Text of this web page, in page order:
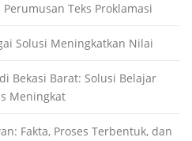
Teks Proklamasi
Solusi Meningkatkan Nilai
Bekasi Barat: Solusi Belajar
Meningkat
Fakta, Proses Terbentuk, dan